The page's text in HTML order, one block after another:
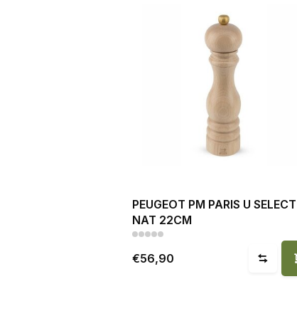
PEUGEOT PM PARIS U SELECT
NAT 22CM
€56,90